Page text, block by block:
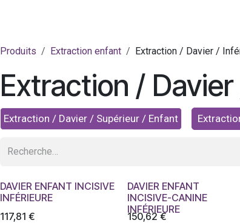
Produits Extraction enfant Extraction / Davier /
Extraction /
Extraction / Davier / Supérieur / Enfant
DAVIER ENFANT INCISIVE
INFÉRIEURE
117,81 €
DAVIER ENFANT
INCISIVE-CANINE
INFÉRIEURE
150,62€